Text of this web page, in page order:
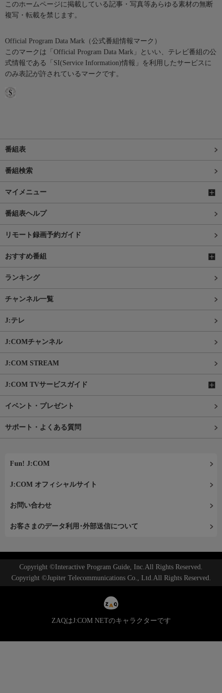
このホームページに掲載している記事・写真等あらゆる素材の無断
複写・転載を禁じます。
Official Program Data Mark（公式番組情報マーク）
このマークは「Official Program Data Mark」といい、テレビ番組の公
式情報である「SI(Service Information)情報」を利用したサービスに
のみ表記が許されているマークです。
番組表
番組検索
マイメニュー
番組表ヘルプ
リモート録画予約ガイド
おすすめ番組
ランキング
チャンネル一覧
J:テレ
J:COMチャンネル
J:COM STREAM
J:COM TVサービスガイド
イベント・プレゼント
サポート・よくある質問
Fun! J:COM
J:COM オフィシャルサイト
お問い合わせ
お客さまのデータ利用･外部送信について
Copyright ©Interactive Program Guide, Inc.All Rights Reserved.
Copyright ©Jupiter Telecommunications Co., Ltd.All Rights Reserved.
ZAQはJ:COM NETのキャラクターです